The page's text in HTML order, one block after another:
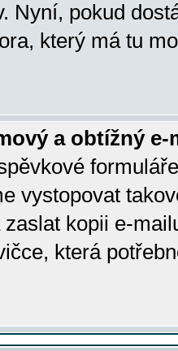
Nyní, pokud
který má tu
a obtížný
vystopovat
kopii e-
která